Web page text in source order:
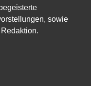
sowie